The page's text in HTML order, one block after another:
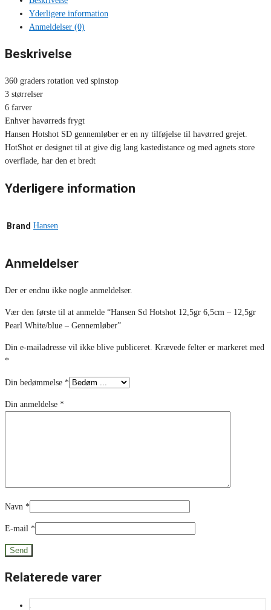
Yderligere information
Anmeldelser (0)
Beskrivelse
360 graders rotation ved spinstop
3 størrelser
6 farver
Enhver havørreds frygt
Hansen Hotshot SD gennemløber er en ny tilføjelse til havørred grejet.
HotShot er designet til at give dig lang kastedistance og med agnets store
overflade, har den et bredt
Yderligere information
Brand Hansen
Anmeldelser
Der er endnu ikke nogle anmeldelser.
Vær den første til at anmelde “Hansen Sd Hotshot 12,5gr 6,5cm – 12,5gr
Pearl White/blue – Gennemløber”
Din e-mailadresse vil ikke blive publiceret. Krævede felter er markeret med
*
Din bedømmelse *
Din anmeldelse *
Navn *
E-mail *
Relaterede varer